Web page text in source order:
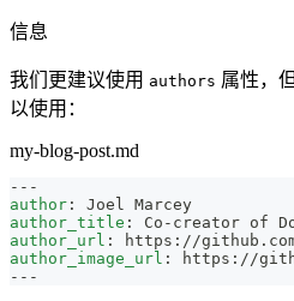
信息
我们更建议使用 authors 属性，
以使用：
my-blog-post.md
---
author :
Joel Marcey
author_title : Co - creator of
author_url : https : //
author_image_url : https : //
---